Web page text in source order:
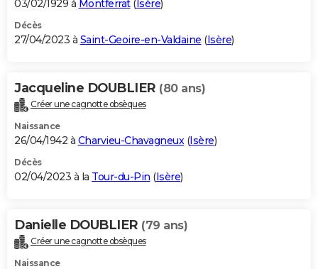
03/02/1929 à Montferrat( Isère)
Décès
27/04/2023 à Saint-Geoire-en-Valdaine (Isère)
Jacqueline DOUBLIER (80 ans)
Créer une cagnotte obsèques
Naissance
26/04/1942 à Charvieu-Chavagneux(Isère)
Décès
02/04/2023 à la Tour-du-Pin (Isère)
Danielle DOUBLIER (79 ans)
Créer une cagnotte obsèques
Naissance